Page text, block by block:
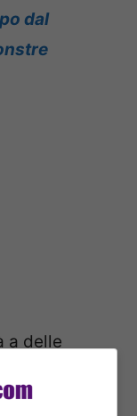
dal
a delle
. Il